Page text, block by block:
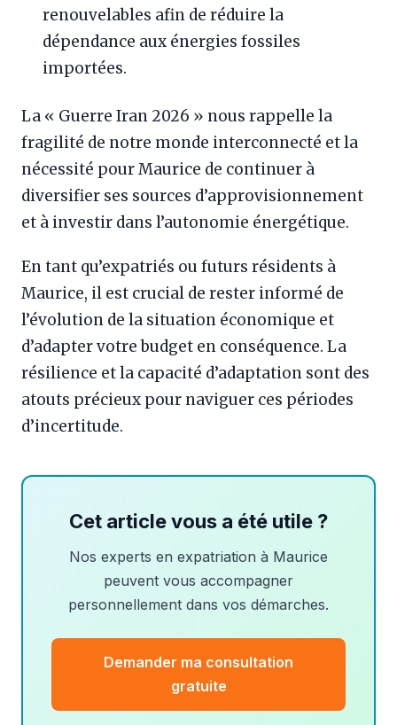
renouvelables afin de réduire la
dépendance aux énergies fossiles
importées.
La « Guerre Iran 2026 » nous rappelle la
fragilité de notre monde interconnecté et la
nécessité pour Maurice de continuer à
diversifier ses sources d’approvisionnement
et à investir dans l’autonomie énergétique.
En tant qu’expatriés ou futurs résidents à
Maurice, il est crucial de rester informé de
l’évolution de la situation économique et
d’adapter votre budget en conséquence. La
résilience et la capacité d’adaptation sont des
atouts précieux pour naviguer ces périodes
d’incertitude.
Cet article vous a été utile ?
Nos experts en expatriation à Maurice
peuvent vous accompagner
personnellement dans vos démarches.
Demander ma consultation
gratuite